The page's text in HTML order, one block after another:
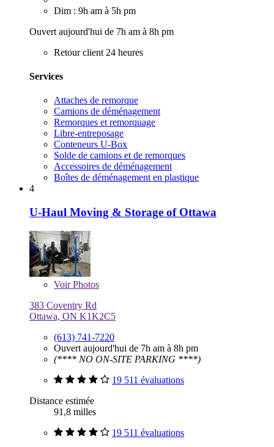
Dim : 9h am à 5h pm
Ouvert aujourd'hui de 7h am à 8h pm
Retour client 24 heures
Services
Attaches de remorque
Camions de déménagement
Remorques et remorquage
Libre-entreposage
Conteneurs U-Box
Solde de camions et de remorques
Accessoires de déménagement
Boîtes de déménagement en plastique
4
U-Haul Moving & Storage of Ottawa
VoirPhotos
383 Coventry Rd
Ottawa, ON K1K2C5
(613) 741-7220
Ouvert aujourd'hui de 7h am à 8h pm
(**** NO ON-SITE PARKING ****)
19 511 évaluations
Distance estimée
91,8 milles
19 511 évaluations